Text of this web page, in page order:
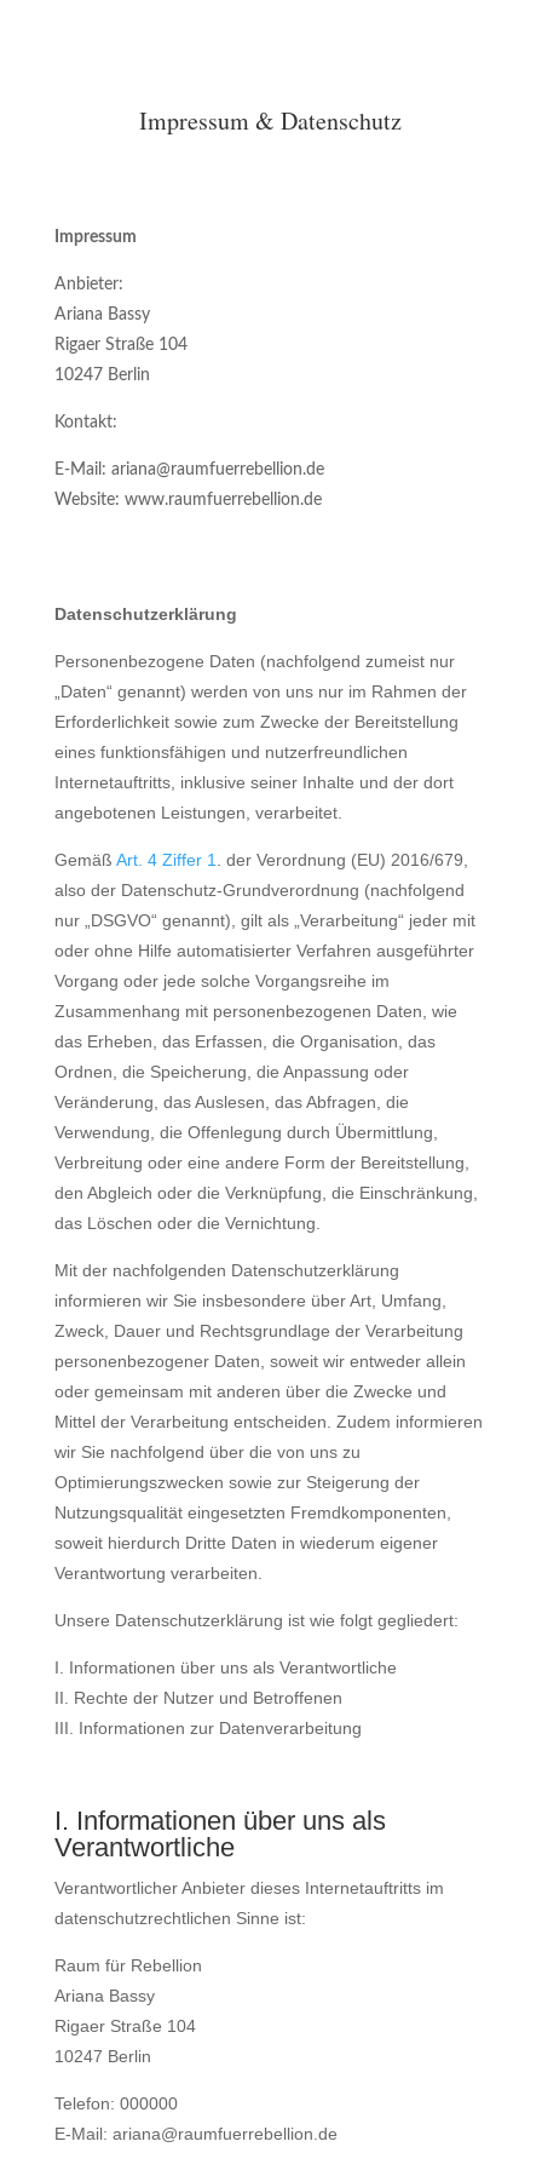
Impressum & Datenschutz
Impressum
Anbieter:
Ariana Bassy
Rigaer Straße 104
10247 Berlin
Kontakt:
E-Mail: ariana@raumfuerrebellion.de
Website: www.raumfuerrebellion.de
Datenschutzerklärung
Personenbezogene Daten (nachfolgend zumeist nur
„Daten“ genannt) werden von uns nur im Rahmen der
Erforderlichkeit sowie zum Zwecke der Bereitstellung
eines funktionsfähigen und nutzerfreundlichen
Internetauftritts, inklusive seiner Inhalte und der dort
angebotenen Leistungen, verarbeitet.
Gemäß Art. 4 Ziffer 1
. der Verordnung (EU) 2016/679,
also der Datenschutz-Grundverordnung (nachfolgend
nur „DSGVO“ genannt), gilt als „Verarbeitung“ jeder mit
oder ohne Hilfe automatisierter Verfahren ausgeführter
Vorgang oder jede solche Vorgangsreihe im
Zusammenhang mit personenbezogenen Daten, wie
das Erheben, das Erfassen, die Organisation, das
Ordnen, die Speicherung, die Anpassung oder
Veränderung, das Auslesen, das Abfragen, die
Verwendung, die Offenlegung durch Übermittlung,
Verbreitung oder eine andere Form der Bereitstellung,
den Abgleich oder die Verknüpfung, die Einschränkung,
das Löschen oder die Vernichtung.
Mit der nachfolgenden Datenschutzerklärung
informieren wir Sie insbesondere über Art, Umfang,
Zweck, Dauer und Rechtsgrundlage der Verarbeitung
personenbezogener Daten, soweit wir entweder allein
oder gemeinsam mit anderen über die Zwecke und
Mittel der Verarbeitung entscheiden. Zudem informieren
wir Sie nachfolgend über die von uns zu
Optimierungszwecken sowie zur Steigerung der
Nutzungsqualität eingesetzten Fremdkomponenten,
soweit hierdurch Dritte Daten in wiederum eigener
Verantwortung verarbeiten.
Unsere Datenschutzerklärung ist wie folgt gegliedert:
I. Informationen über uns als Verantwortliche
II. Rechte der Nutzer und Betroffenen
III. Informationen zur Datenverarbeitung
I. Informationen über uns als
Verantwortliche
Verantwortlicher Anbieter dieses Internetauftritts im
datenschutzrechtlichen Sinne ist:
Raum für Rebellion
Ariana Bassy
Rigaer Straße 104
10247 Berlin
Telefon: 000000
E-Mail: ariana@raumfuerrebellion.de